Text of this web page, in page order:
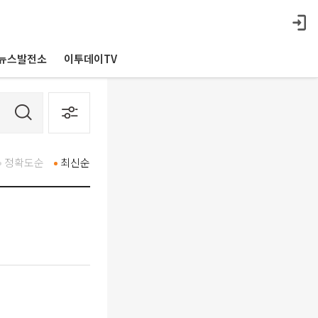
스발전소 이투데이TV
최신순
정확도순